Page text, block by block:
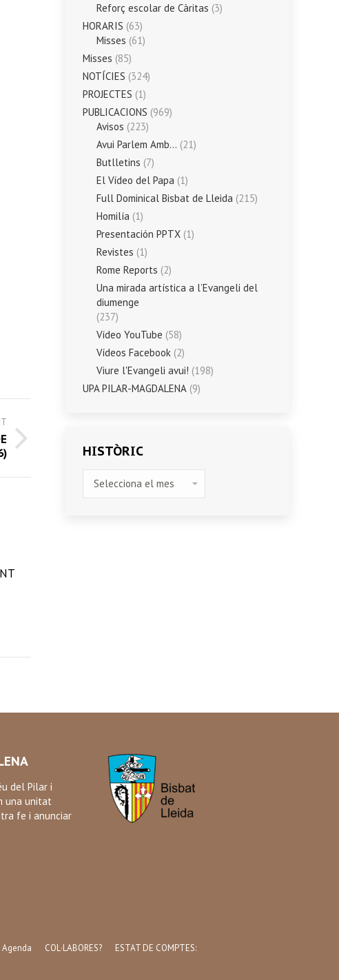
Reforç escolar de Càritas (3)
HORARIS (63)
Misses (61)
Misses (85)
NOTÍCIES (324)
PROJECTES (1)
PUBLICACIONS (969)
Avisos (223)
Avui Parlem Amb… (21)
Butlletins (7)
El Vídeo del Papa (1)
Full Dominical Bisbat de Lleida (215)
Homilía (1)
Presentación PPTX (1)
Revistes (1)
Rome Reports (2)
Una mirada artística a l’Evangeli del
diumenge
(237)
Vídeo YouTube (58)
Vídeos Facebook (2)
Viure l'Evangeli avui! (198)
UPA PILAR-MAGDALENA (9)
HISTÒRIC
del Pilar i
una unitat
fe i anunciar
Agenda COL·LABORES? ESTAT DE COMPTES: